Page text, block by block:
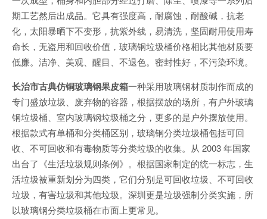
期工艺然后出成品。它具有强度高，耐腐蚀，耐酸碱，抗老
化，太阳暴晒下不变形，抗紫外线，易清洗，坚固耐用使用寿
命长，无盗用和回收价值，玻璃钢垃圾桶价格相比其他材质要
低廉。洁净、美观、醒目、不退色。密封性好，不污染环境。
长治市古典仿铜玻璃钢果皮箱一种采用玻璃钢材质制作而成的
专门盛放垃圾、废弃物的容器，根据摆放的场所，有户外玻璃
钢垃圾桶、室内玻璃钢垃圾桶之分，更多的是户外摆放使用。
根据款式有单桶和分类桶区别，玻璃钢分类垃圾桶包括可回
收、不可回收和有毒物质等分类垃圾的收集。从 2003 年国家
出台了《生活垃圾规则条例》。根据国家制定的统一标志，生
活垃圾被重新划分为四类，它们分别是可回收垃圾、不可回收
垃圾，有害垃圾和其他垃圾。深圳更是垃圾强制分类实施，所
以玻璃钢分类垃圾桶在市面上更常见。